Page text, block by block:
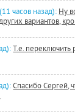
(11 часов назад): Ну
вариантов,
Т.е.
Спасибо Сергей,